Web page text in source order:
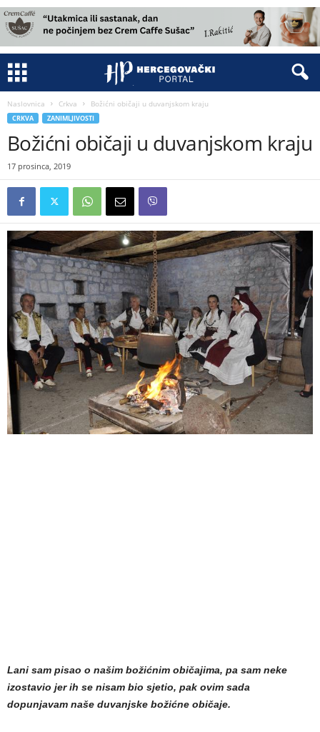
Naslovnica Crkva Božićni običaji u duvanjskom kraju
CRKVA ZANIMLJIVOSTI
Božićni običaji u duvanjskom kraju
17 prosinca, 2019
Lani sam pisao o našim božićnim običajima, pa sam neke
izostavio jer ih se nisam bio sjetio, pak ovim sada
dopunjavam naše duvanjske božićne običaje.